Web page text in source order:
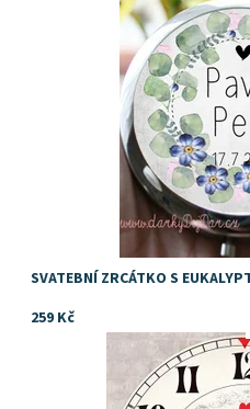
SVATEBNÍ ZRCÁTKO S
259 Kč
Dostupnost:
Skladem